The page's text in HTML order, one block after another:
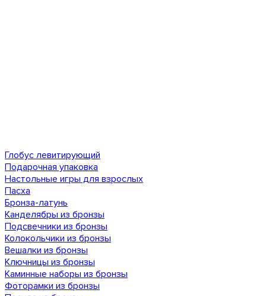
Глобус левитирующий
Подарочная упаковка
Настольные игры для взрослых
Пасха
Бронза-латунь
Канделябры из бронзы
Подсвечники из бронзы
Колокольчики из бронзы
Вешалки из бронзы
Ключницы из бронзы
Каминные наборы из бронзы
Фоторамки из бронзы